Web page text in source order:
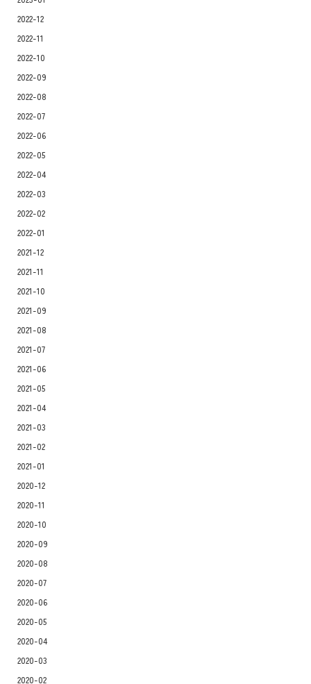
2022-12
2022-11
2022-10
2022-09
2022-08
2022-07
2022-06
2022-05
2022-04
2022-03
2022-02
2022-01
2021-12
2021-11
2021-10
2021-09
2021-08
2021-07
2021-06
2021-05
2021-04
2021-03
2021-02
2021-01
2020-12
2020-11
2020-10
2020-09
2020-08
2020-07
2020-06
2020-05
2020-04
2020-03
2020-02